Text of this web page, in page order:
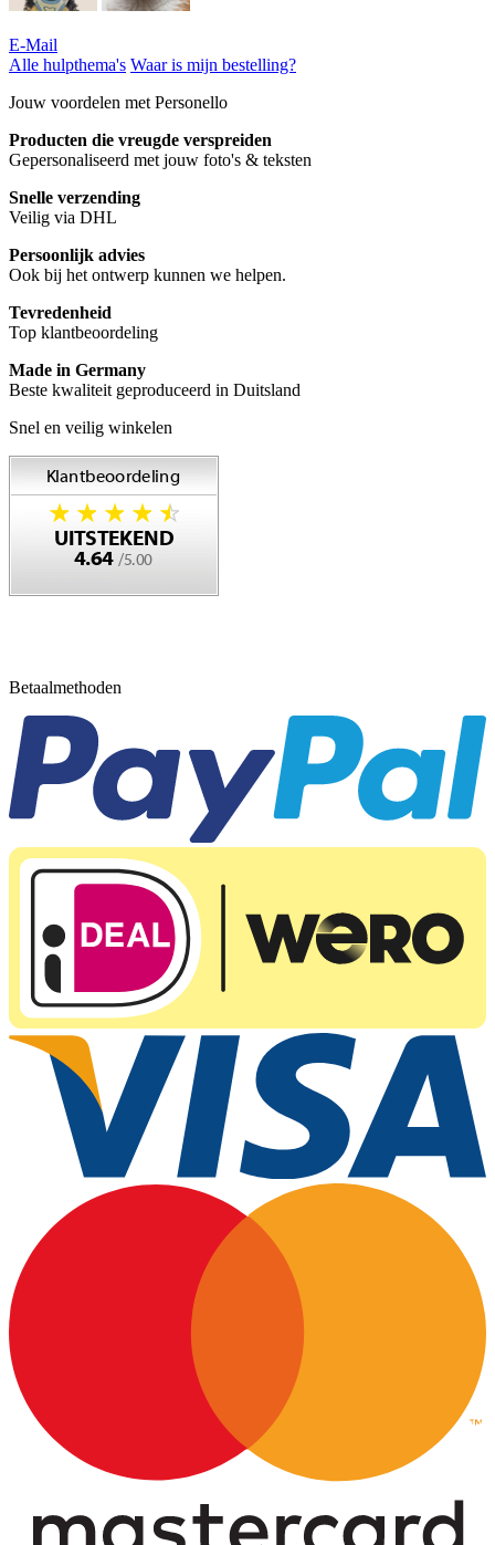
E-Mail
Alle hulpthema's Waar is mijn bestelling?
Jouw voordelen met Personello
Producten die vreugde verspreiden
Gepersonaliseerd met jouw foto's & teksten
Snelle verzending
Veilig via DHL
Persoonlijk advies
Ook bij het ontwerp kunnen we helpen.
Tevredenheid
Top klantbeoordeling
Made in Germany
Beste kwaliteit geproduceerd in Duitsland
Snel en veilig winkelen
Betaalmethoden